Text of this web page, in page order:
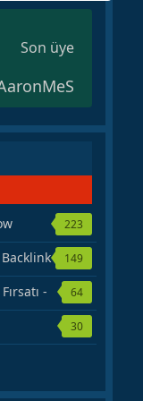
Son üye
223
149
-
64
30